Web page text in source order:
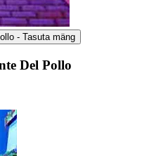
- Tasuta mäng
Del Pollo